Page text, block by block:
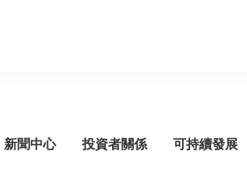
新聞中心 投資者關係 可持續發展